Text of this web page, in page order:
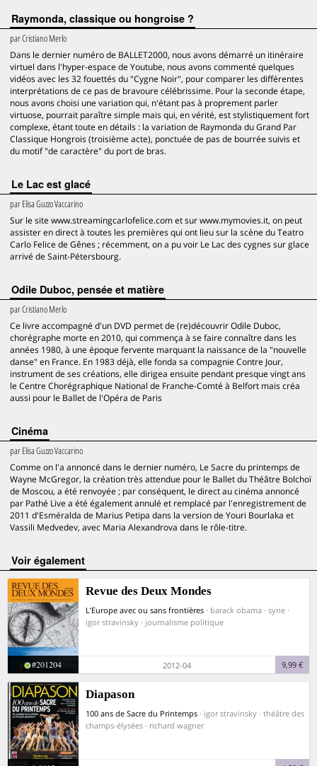
Raymonda, classique ou hongroise ?
parCristiano Merlo
Dans le dernier numéro de BALLET2000, nous avons démarré un itinéraire
virtuel dans l'hyper-espace de Youtube, nous avons commenté quelques
vidéos avec les 32 fouettés du "Cygne Noir", pour comparer les différentes
interprétations de ce pas de bravoure célébrissime. Pour la seconde étape,
nous avons choisi une variation qui, n'étant pas à proprement parler
virtuose, pourrait paraître simple mais qui, en vérité, est stylistiquement fort
complexe, étant toute en détails : la variation de Raymonda du Grand Par
Classique Hongrois (troisième acte), ponctuée de pas de bourrée suivis et
du motif "de caractère" du port de bras.
Le Lac est glacé
parElisa Guzzo Vaccarino
Sur le site www.streamingcarlofelice.com et sur www.mymovies.it, on peut
assister en direct à toutes les premières qui ont lieu sur la scène du Teatro
Carlo Felice de Gênes ; récemment, on a pu voir Le Lac des cygnes sur glace
arrivé de Saint-Pétersbourg.
Odile Duboc, pensée et matière
parCristiano Merlo
Ce livre accompagné d'un DVD permet de (re)découvrir Odile Duboc,
chorégraphe morte en 2010, qui commença à se faire connaître dans les
années 1980, à une époque fervente marquant la naissance de la "nouvelle
danse" en France. En 1983 déjà, elle fonda sa compagnie Contre Jour,
instrument de ses créations, elle dirigea ensuite pendant presque vingt ans
le Centre Chorégraphique National de Franche-Comté à Belfort mais créa
aussi pour le Ballet de l'Opéra de Paris
Cinéma
parElisa Guzzo Vaccarino
Comme on l'a annoncé dans le dernier numéro, Le Sacre du printemps de
Wayne McGregor, la création très attendue pour le Ballet du Théâtre Bolchoï
de Moscou, a été renvoyée ; par conséquent, le direct au cinéma annoncé
par Pathé Live a été également annulé et remplacé par l'enregistrement de
2011 d'Esméralda de Marius Petipa dans la version de Youri Bourlaka et
Vassili Medvedev, avec Maria Alexandrova dans le rôle-titre.
voir également
Revue des Deux Mondes
L’Europe avec ou sans frontières · barack obama · syrie ·
igor stravinsky · journalisme politique
#201204 2012-04 9,99 €
Diapason
100 ans de Sacre du Printemps · igor stravinsky · théâtre des
champs-élysées · richard wagner